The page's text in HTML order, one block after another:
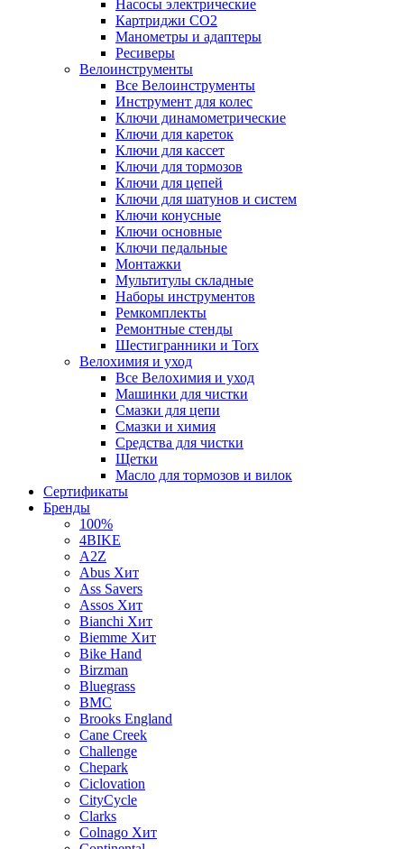
Насосы электрические
Картриджи CO2
Манометры и адаптеры
Ресиверы
Велоинструменты
Все Велоинструменты
Инструмент для колес
Ключи динамометрические
Ключи для кареток
Ключи для кассет
Ключи для тормозов
Ключи для цепей
Ключи для шатунов и систем
Ключи конусные
Ключи основные
Ключи педальные
Монтажки
Мультитулы складные
Наборы инструментов
Ремкомплекты
Ремонтные стенды
Шестигранники и Torx
Велохимия и уход
Все Велохимия и уход
Машинки для чистки
Смазки для цепи
Смазки и химия
Средства для чистки
Щетки
Масло для тормозов и вилок
Сертификаты
Бренды
100%
4BIKE
A2Z
Abus Хит
Ass Savers
Assos Хит
Bianchi Хит
Biemme Хит
Bike Hand
Birzman
Bluegrass
BMC
Brooks England
Cane Creek
Challenge
Chepark
Ciclovation
CityCycle
Clarks
Colnago Хит